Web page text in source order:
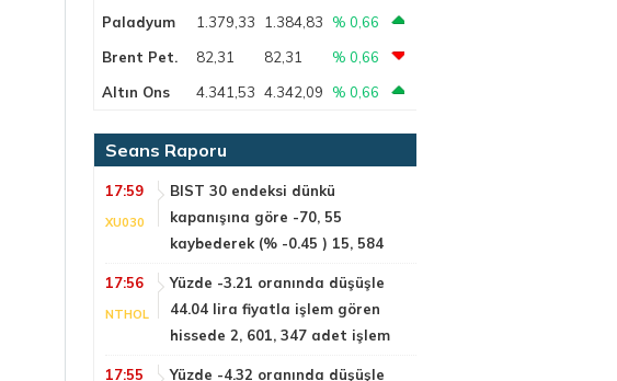
Paladyum
1.379,33 1.384,83
% 0,66
Brent Pet.
82,31 82,31
% 0,66
Altın Ons
4.341,53 4.342,09 % 0,66
Seans Raporu
17:59
XU030
BIST 30 endeksi dünkü
kapanışına göre -70, 55
kaybederek (% -0.45 ) 15, 584
17:56
NTHOL
Yüzde -3.21 oranında düşüşle
44.04 lira fiyatla işlem gören
hissede 2, 601, 347 adet işlem
17:55
Yüzde -4.32 oranında düşüşle